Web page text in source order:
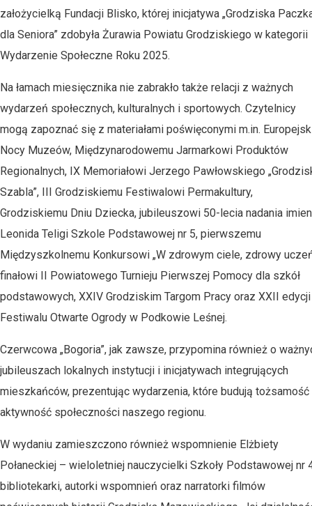
założycielką Fundacji Blisko, której inicjatywa „Grodziska
dla Seniora” zdobyła Żurawia Powiatu Grodziskiego w kategorii
Wydarzenie Społeczne Roku 2025.
Na łamach miesięcznika nie zabrakło także relacji z ważnych
wydarzeń społecznych, kulturalnych i sportowych. Czytelnicy
mogą zapoznać się z materiałami poświęconymi m.in.
Nocy Muzeów, Międzynarodowemu Jarmarkowi Produktów
Regionalnych, IX Memoriałowi Jerzego Pawłowskiego
Szabla”, III Grodziskiemu Festiwalowi Permakultury,
Grodziskiemu Dniu Dziecka, jubileuszowi 50-lecia nadania
Leonida Teligi Szkole Podstawowej nr 5, pierwszemu
Międzyszkolnemu Konkursowi „W zdrowym ciele, zdrowy
finałowi II Powiatowego Turnieju Pierwszej Pomocy dla szkół
podstawowych, XXIV Grodziskim Targom Pracy oraz XXII edycji
Festiwalu Otwarte Ogrody w Podkowie Leśnej.
Czerwcowa „Bogoria”, jak zawsze, przypomina również o
jubileuszach lokalnych instytucji i inicjatywach integrujących
mieszkańców, prezentując wydarzenia, które budują tożsamość
aktywność społeczności naszego regionu.
W wydaniu zamieszczono również wspomnienie Elżbiety
Połaneckiej – wieloletniej nauczycielki Szkoły Podstawowej nr
bibliotekarki, autorki wspomnień oraz narratorki filmów